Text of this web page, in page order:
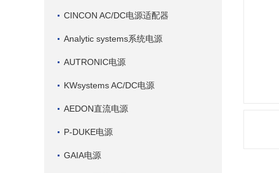
CINCON AC/DC电源适配器
Analytic systems系统电源
AUTRONIC电源
KWsystems AC/DC电源
AEDON直流电源
P-DUKE电源
GAIA电源